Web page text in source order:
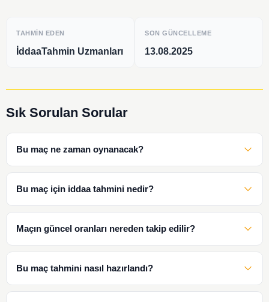
TAHMIN EDEN
İddaaTahmin Uzmanları
SON GÜNCELLEME
13.08.2025
Sık Sorulan Sorular
Bu maç ne zaman oynanacak?
Bu maç için iddaa tahmini nedir?
Maçın güncel oranları nereden takip edilir?
Bu maç tahmini nasıl hazırlandı?